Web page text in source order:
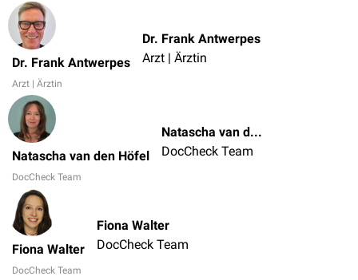
Dr. Frank Antwerpes
Arzt | Ärztin
Dr. Frank Antwerpes
Arzt | Ärztin
Natascha van den Höfel
DocCheck Team
Natascha van den Höfel
DocCheck Team
Fiona Walter
DocCheck Team
Fiona Walter
DocCheck Team